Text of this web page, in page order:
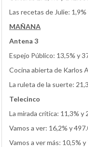
Las recetas de Julie:
MAÑANA
Antena 3
Espejo Público: 13,5% y
Cocina abierta de Karlos
La ruleta de la suerte:
Telecinco
La mirada crítica: 11,3% y
Vamos a ver: 16,2% y
Vamos a ver más: 10,5%